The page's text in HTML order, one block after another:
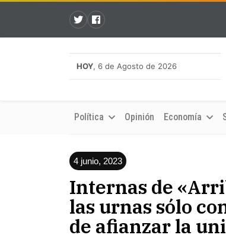
HOY, 6 de Agosto de 2026
Política Opinión Economía
4 junio, 2023
Internas de
las urnas sólo
de afianzar la